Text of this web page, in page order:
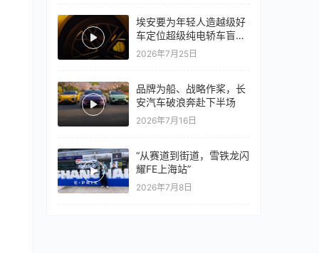
埃安要为年轻人造越级好
车定位超级纯电轿车盲猜
18万以上
2026年7月25日
品牌为船、战略作桨，长
安汽车破浪奔赴下半场
2026年7月16日
“从赛道到街道，雪铁龙闪
耀FE上海站”
2026年7月8日